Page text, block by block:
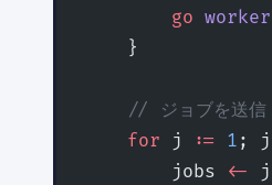
        go
worker
    }
    // ジョブを送信
    for
j := 1 ; j
        jobs
<- j